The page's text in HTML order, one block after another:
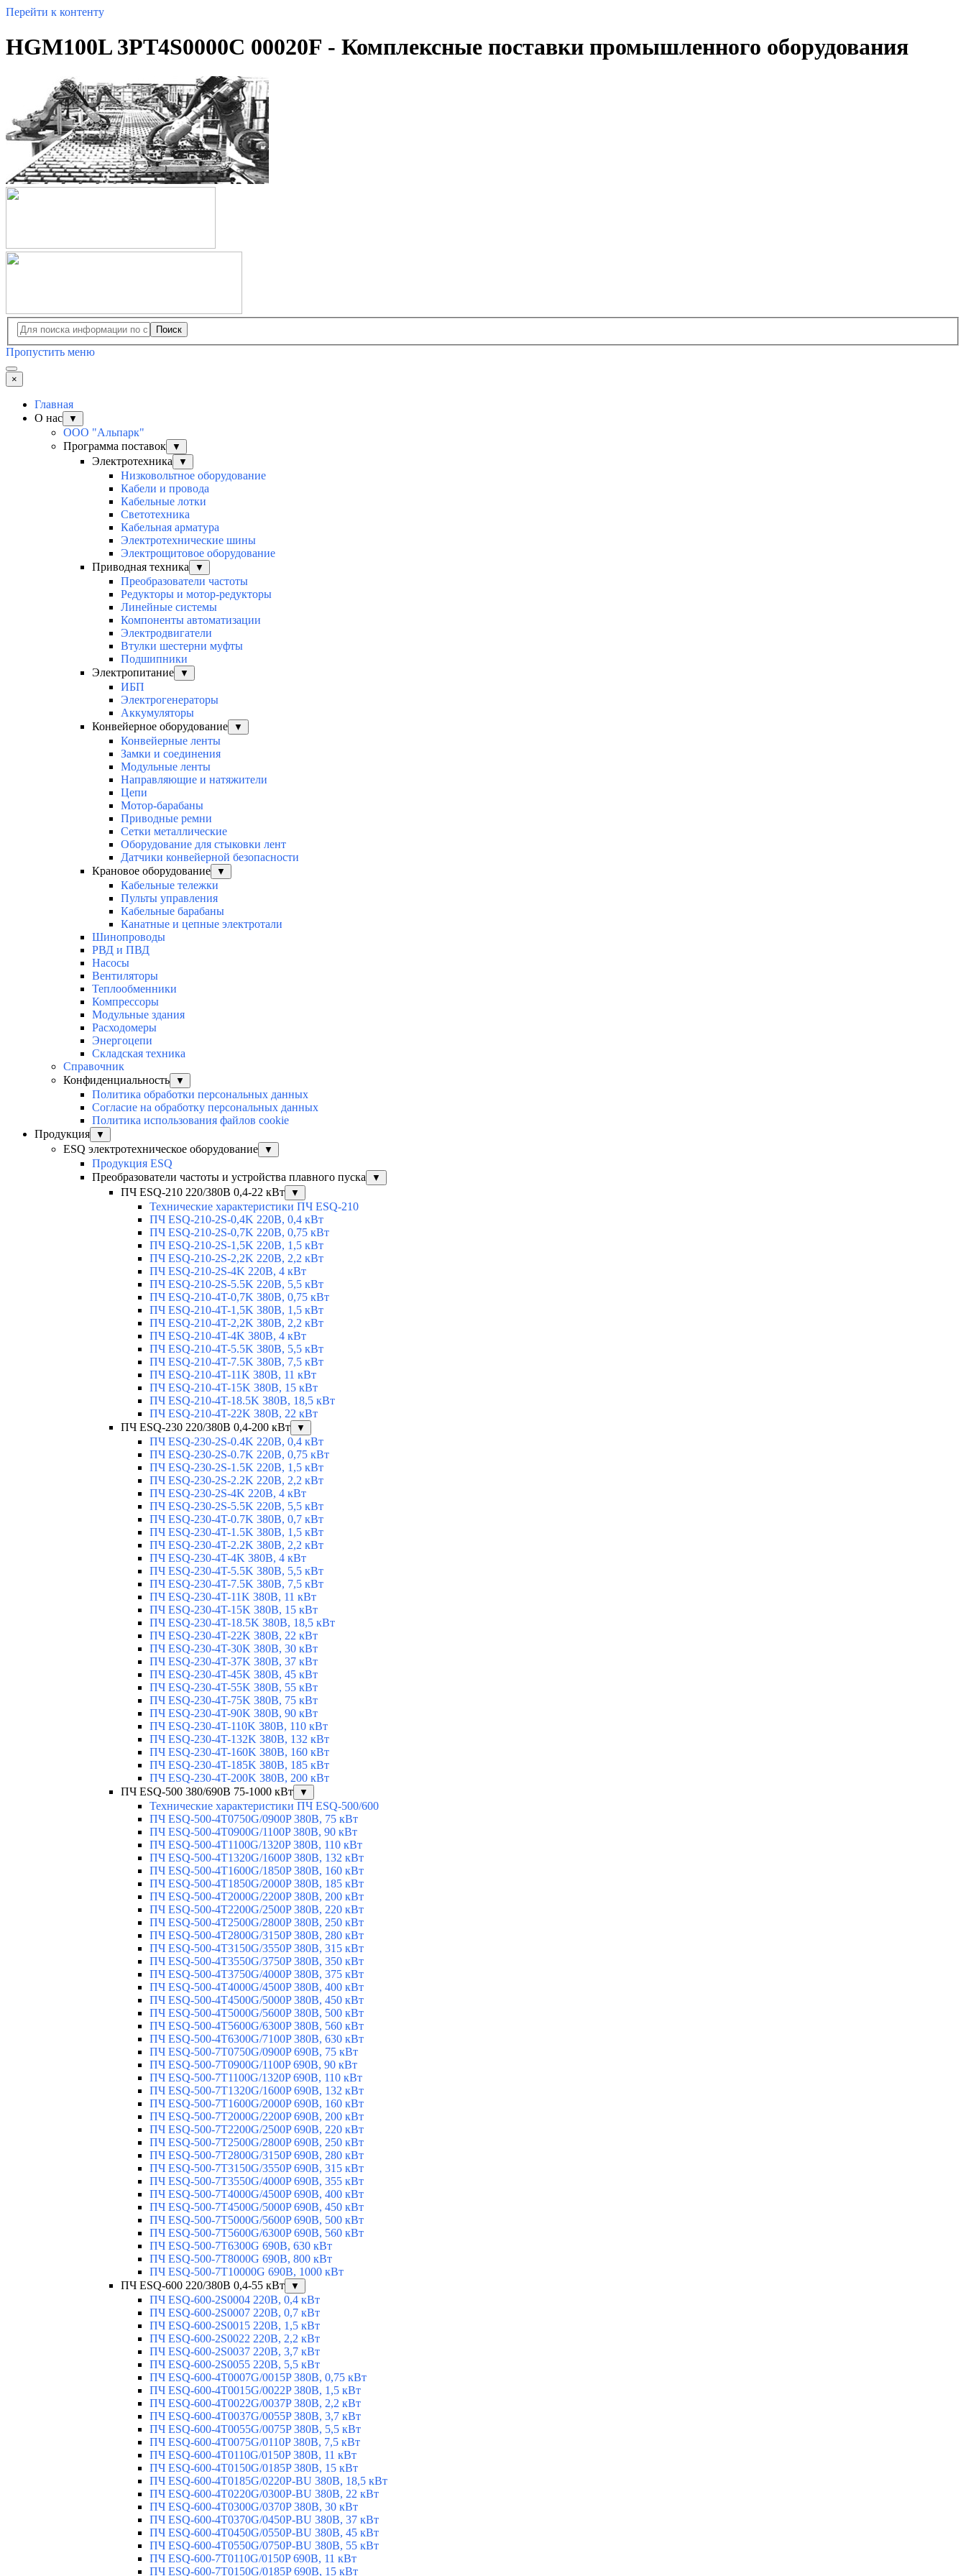
Перейти к контенту
HGM100L 3PT4S0000C 00020F - Комплексные поставки промышленного оборудования
Поиск
Пропустить меню
×
Главная
О нас
▼
ООО "Альпарк"
Программа поставок
▼
Электротехника ▼
Низковольтное оборудование
Кабели и провода
Кабельные лотки
Светотехника
Кабельная арматура
Электротехнические шины
Электрощитовое оборудование
Приводная техника
▼
Преобразователи частоты
Редукторы и мотор-редукторы
Линейные системы
Компоненты автоматизации
Электродвигатели
Втулки шестерни муфты
Подшипники
Электропитание
▼
ИБП
Электрогенераторы
Аккумуляторы
Конвейерное оборудование
▼
Конвейерные ленты
Замки и соединения
Модульные ленты
Направляющие и натяжители
Цепи
Мотор-барабаны
Приводные ремни
Сетки металлические
Оборудование для стыковки лент
Датчики конвейерной безопасности
Крановое оборудование
▼
Кабельные тележки
Пульты управления
Кабельные барабаны
Канатные и цепные электротали
Шинопроводы
РВД и ПВД
Насосы
Вентиляторы
Теплообменники
Компрессоры
Модульные здания
Расходомеры
Энергоцепи
Складская техника
Справочник
Конфиденциальность
▼
Политика обработки персональных данных
Согласие на обработку персональных данных
Политика использования файлов cookie
Продукция
▼
ESQ электротехническое оборудование ▼
Продукция ESQ
Преобразователи частоты и устройства плавного пуска
▼
ПЧ ESQ-210 220/380В 0,4-22 кВт ▼
Технические характеристики ПЧ ESQ-210
ПЧ ESQ-210-2S-0,4K 220В, 0,4 кВт
ПЧ ESQ-210-2S-0,7K 220В, 0,75 кВт
ПЧ ESQ-210-2S-1,5K 220В, 1,5 кВт
ПЧ ESQ-210-2S-2,2K 220В, 2,2 кВт
ПЧ ESQ-210-2S-4K 220В, 4 кВт
ПЧ ESQ-210-2S-5.5K 220В, 5,5 кВт
ПЧ ESQ-210-4T-0,7K 380В, 0,75 кВт
ПЧ ESQ-210-4T-1,5K 380В, 1,5 кВт
ПЧ ESQ-210-4T-2,2K 380В, 2,2 кВт
ПЧ ESQ-210-4T-4K 380В, 4 кВт
ПЧ ESQ-210-4T-5.5K 380В, 5,5 кВт
ПЧ ESQ-210-4T-7.5K 380В, 7,5 кВт
ПЧ ESQ-210-4T-11K 380В, 11 кВт
ПЧ ESQ-210-4T-15K 380В, 15 кВт
ПЧ ESQ-210-4T-18.5K 380В, 18,5 кВт
ПЧ ESQ-210-4T-22K 380В, 22 кВт
ПЧ ESQ-230 220/380В 0,4-200 кВт
▼
ПЧ ESQ-230-2S-0.4K 220В, 0,4 кВт
ПЧ ESQ-230-2S-0.7K 220В, 0,75 кВт
ПЧ ESQ-230-2S-1.5K 220В, 1,5 кВт
ПЧ ESQ-230-2S-2.2K 220В, 2,2 кВт
ПЧ ESQ-230-2S-4K 220В, 4 кВт
ПЧ ESQ-230-2S-5.5K 220В, 5,5 кВт
ПЧ ESQ-230-4T-0.7K 380В, 0,7 кВт
ПЧ ESQ-230-4T-1.5K 380В, 1,5 кВт
ПЧ ESQ-230-4T-2.2K 380В, 2,2 кВт
ПЧ ESQ-230-4T-4K 380В, 4 кВт
ПЧ ESQ-230-4T-5.5K 380В, 5,5 кВт
ПЧ ESQ-230-4T-7.5K 380В, 7,5 кВт
ПЧ ESQ-230-4T-11K 380В, 11 кВт
ПЧ ESQ-230-4T-15K 380В, 15 кВт
ПЧ ESQ-230-4T-18.5K 380В, 18,5 кВт
ПЧ ESQ-230-4T-22K 380В, 22 кВт
ПЧ ESQ-230-4T-30K 380В, 30 кВт
ПЧ ESQ-230-4T-37K 380В, 37 кВт
ПЧ ESQ-230-4T-45K 380В, 45 кВт
ПЧ ESQ-230-4T-55K 380В, 55 кВт
ПЧ ESQ-230-4T-75K 380В, 75 кВт
ПЧ ESQ-230-4T-90K 380В, 90 кВт
ПЧ ESQ-230-4T-110K 380В, 110 кВт
ПЧ ESQ-230-4T-132K 380В, 132 кВт
ПЧ ESQ-230-4T-160K 380В, 160 кВт
ПЧ ESQ-230-4T-185K 380В, 185 кВт
ПЧ ESQ-230-4T-200K 380В, 200 кВт
ПЧ ESQ-500 380/690В 75-1000 кВт
▼
Технические характеристики ПЧ ESQ-500/600
ПЧ ESQ-500-4T0750G/0900P 380В, 75 кВт
ПЧ ESQ-500-4T0900G/1100P 380В, 90 кВт
ПЧ ESQ-500-4T1100G/1320P 380В, 110 кВт
ПЧ ESQ-500-4T1320G/1600P 380В, 132 кВт
ПЧ ESQ-500-4T1600G/1850P 380В, 160 кВт
ПЧ ESQ-500-4T1850G/2000P 380В, 185 кВт
ПЧ ESQ-500-4T2000G/2200P 380В, 200 кВт
ПЧ ESQ-500-4T2200G/2500P 380В, 220 кВт
ПЧ ESQ-500-4T2500G/2800P 380В, 250 кВт
ПЧ ESQ-500-4T2800G/3150P 380В, 280 кВт
ПЧ ESQ-500-4T3150G/3550P 380В, 315 кВт
ПЧ ESQ-500-4T3550G/3750P 380В, 350 кВт
ПЧ ESQ-500-4T3750G/4000P 380В, 375 кВт
ПЧ ESQ-500-4T4000G/4500P 380В, 400 кВт
ПЧ ESQ-500-4T4500G/5000P 380В, 450 кВт
ПЧ ESQ-500-4T5000G/5600P 380В, 500 кВт
ПЧ ESQ-500-4T5600G/6300P 380В, 560 кВт
ПЧ ESQ-500-4T6300G/7100P 380В, 630 кВт
ПЧ ESQ-500-7T0750G/0900P 690В, 75 кВт
ПЧ ESQ-500-7T0900G/1100P 690В, 90 кВт
ПЧ ESQ-500-7T1100G/1320P 690В, 110 кВт
ПЧ ESQ-500-7T1320G/1600P 690В, 132 кВт
ПЧ ESQ-500-7T1600G/2000P 690В, 160 кВт
ПЧ ESQ-500-7T2000G/2200P 690В, 200 кВт
ПЧ ESQ-500-7T2200G/2500P 690В, 220 кВт
ПЧ ESQ-500-7T2500G/2800P 690В, 250 кВт
ПЧ ESQ-500-7T2800G/3150P 690В, 280 кВт
ПЧ ESQ-500-7T3150G/3550P 690В, 315 кВт
ПЧ ESQ-500-7T3550G/4000P 690В, 355 кВт
ПЧ ESQ-500-7T4000G/4500P 690В, 400 кВт
ПЧ ESQ-500-7T4500G/5000P 690В, 450 кВт
ПЧ ESQ-500-7T5000G/5600P 690В, 500 кВт
ПЧ ESQ-500-7T5600G/6300P 690В, 560 кВт
ПЧ ESQ-500-7T6300G 690В, 630 кВт
ПЧ ESQ-500-7T8000G 690В, 800 кВт
ПЧ ESQ-500-7T10000G 690В, 1000 кВт
ПЧ ESQ-600 220/380В 0,4-55 кВт
▼
ПЧ ESQ-600-2S0004 220В, 0,4 кВт
ПЧ ESQ-600-2S0007 220В, 0,7 кВт
ПЧ ESQ-600-2S0015 220В, 1,5 кВт
ПЧ ESQ-600-2S0022 220В, 2,2 кВт
ПЧ ESQ-600-2S0037 220В, 3,7 кВт
ПЧ ESQ-600-2S0055 220В, 5,5 кВт
ПЧ ESQ-600-4T0007G/0015P 380В, 0,75 кВт
ПЧ ESQ-600-4T0015G/0022P 380В, 1,5 кВт
ПЧ ESQ-600-4T0022G/0037P 380В, 2,2 кВт
ПЧ ESQ-600-4T0037G/0055P 380В, 3,7 кВт
ПЧ ESQ-600-4T0055G/0075P 380В, 5,5 кВт
ПЧ ESQ-600-4T0075G/0110P 380В, 7,5 кВт
ПЧ ESQ-600-4T0110G/0150P 380В, 11 кВт
ПЧ ESQ-600-4T0150G/0185P 380В, 15 кВт
ПЧ ESQ-600-4T0185G/0220P-BU 380В, 18,5 кВт
ПЧ ESQ-600-4T0220G/0300P-BU 380В, 22 кВт
ПЧ ESQ-600-4T0300G/0370P 380В, 30 кВт
ПЧ ESQ-600-4T0370G/0450P-BU 380В, 37 кВт
ПЧ ESQ-600-4T0450G/0550P-BU 380В, 45 кВт
ПЧ ESQ-600-4T0550G/0750P-BU 380В, 55 кВт
ПЧ ESQ-600-7T0110G/0150P 690В, 11 кВт
ПЧ ESQ-600-7T0150G/0185P 690В, 15 кВт